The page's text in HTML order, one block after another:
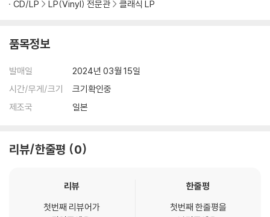
CD/LP
LP(Vinyl) 전문관 클래식 LP
품목정보
발매일
2024년 03월 15일
시간/무게/크기
크기확인중
제조국
일본
리뷰/한줄평 0
리뷰
첫번째 리뷰어가
한줄평
첫번째 한줄평을